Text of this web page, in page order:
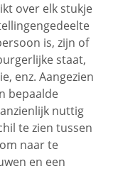
over elk stukje
is, zijn of
staat,
enz. Aangezien
bepaalde
nuttig
te zien tussen
naar te
en een